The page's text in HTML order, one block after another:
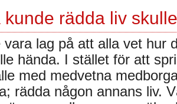
kunde rädda liv
vara lag på att alla vet hur
hända. I stället för att
med medvetna
rädda någon annans liv.